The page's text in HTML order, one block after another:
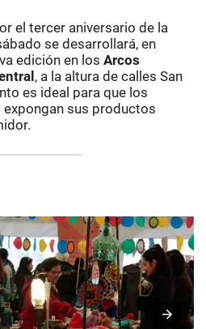
el tercer aniversario de la
se desarrollará, en
edición en los Arcos
, a la altura de calles San
es ideal para que los
sus productos